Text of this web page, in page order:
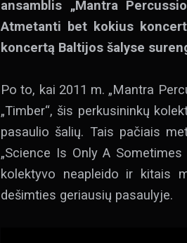
ansamblis „Mantra
Atmetanti bet kokius
koncertą Baltijos šalyse
Po to, kai 2011 m. „Mantra
„Timber“, šis perkusininkų
pasaulio šalių. Tais pačiais
„Science Is Only A
kolektyvo neapleido ir kitais
dešimties geriausių pasaulyje.